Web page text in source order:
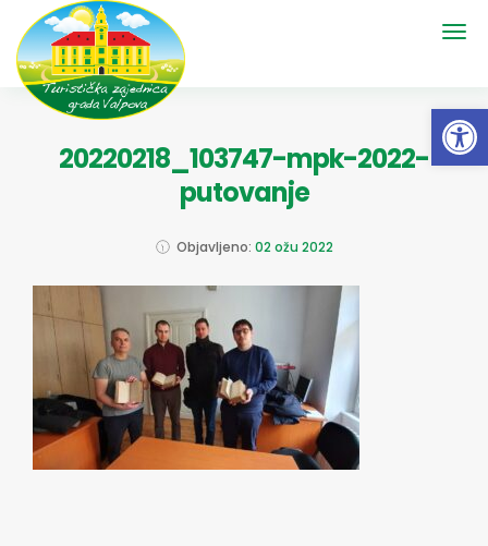
20220218_103747-mpk-2022-
putovanje
Objavljeno: 02 ožu 2022